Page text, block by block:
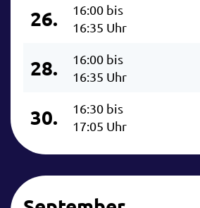
26.
16:00 bis
16:35 Uhr
28.
16:00 bis
16:35 Uhr
30.
16:30 bis
17:05 Uhr